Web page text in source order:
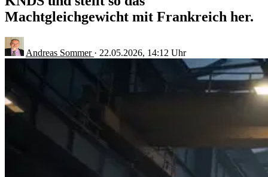
Machtgleichgewicht mit Frankreich her.
Andreas Sommer · 22.05.2026, 14:12 Uhr